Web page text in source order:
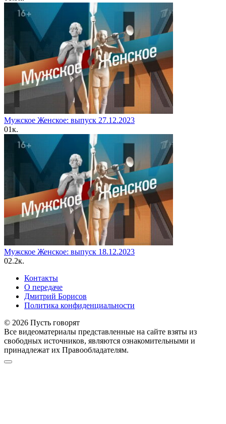
Мужское Женское: выпуск 27.12.2023
01к.
Мужское Женское: выпуск 18.12.2023
02.2к.
Контакты
О передаче
Дмитрий Борисов
Политика конфиденциальности
© 2026 Пусть говорят
Все видеоматериалы представленные на сайте взяты из
свободных источников, являются ознакомительными и
принадлежат их Правообладателям.